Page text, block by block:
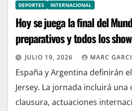
DEPORTES INTERNACIONAL
Hoy se juega la final del
preparativos y todos los
JULIO 19, 2026 MARC
España y Argentina definirán
Jersey. La jornada incluirá
clausura, actuaciones